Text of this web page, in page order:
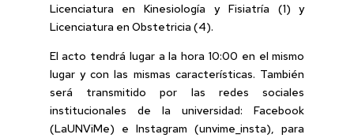
Licenciatura en Kinesiología y Fisiatría (1) y
Licenciatura en Obstetricia (4).
El acto tendrá lugar a la hora 10:00 en el mismo
lugar y con las mismas características. También
será transmitido por las redes sociales
institucionales de la universidad: Facebook
(LaUNViMe) e Instagram (unvime_insta), para